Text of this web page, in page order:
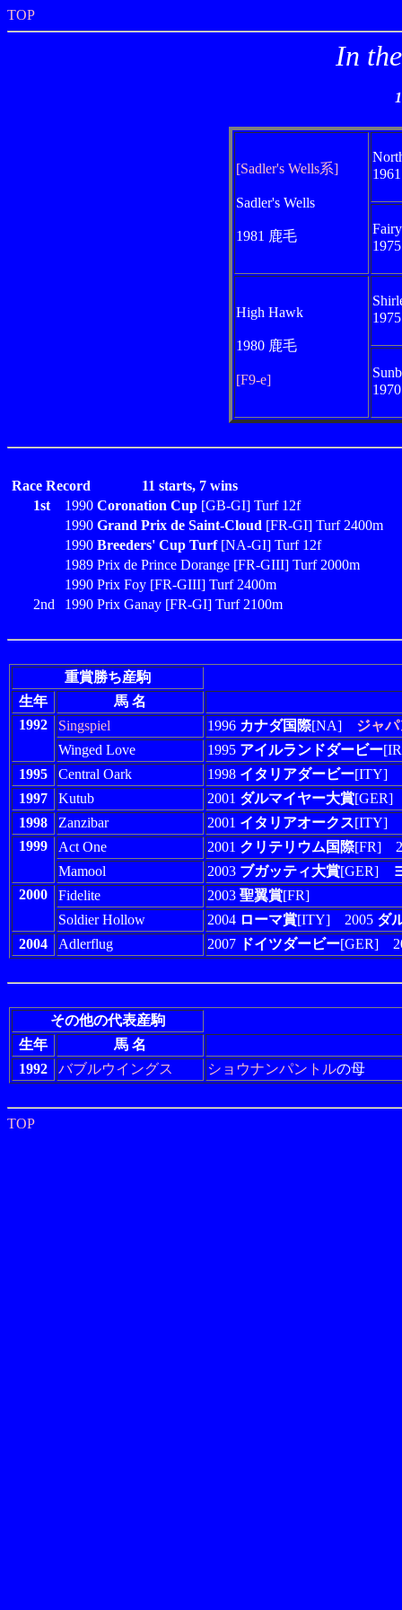
TOP
In
[Sadler's Wells系]
Sadler's Wells
1981 鹿毛
High Hawk
1980 鹿毛
[F9-e]
Race Record
11 starts, 7 wins
1st
1990 Coronation Cup [GB-GI] Turf 12f
1990 Grand Prix de Saint-Cloud [FR-GI] Turf 2400m
1990 Breeders' Cup Turf[NA-GI] Turf 12f
1989 Prix de Prince Dorange [FR-GIII] Turf 2000m
1990 Prix Foy [FR-GIII] Turf 2400m
2nd
1990 Prix Ganay [FR-GI] Turf 2100m
重賞勝ち産駒
生年
馬 名
1992
Singspiel 1996 カナダ国際[NA] ジャ
Winged Love
1995 アイルランドダービー
1995
Central Oark 1998 イタリアダービー[ITY]
1997
Kutub 2001 ダルマイヤー大賞
1998
Zanzibar 2001 イタリアオークス[ITY]
1999
Act One 2001 クリテリウム国際[FR]
Mamool
2003 ブガッティ大賞[GER]
2000
Fidelite 2003 聖翼賞[FR]
Soldier Hollow
2004 ローマ賞[ITY] 2005 ダ
2004
Adlerflug 2007 ドイツダービー[GER]
その他の代表産駒
生年
馬 名
1992
バブルウイングス ショウナンパントルの母
TOP